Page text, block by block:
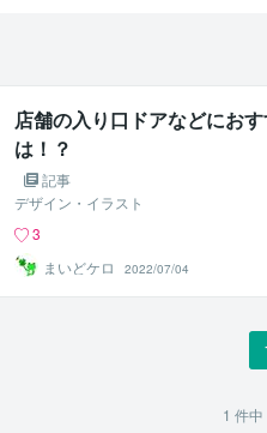
店舗の入り口ドアなどにお
は！？
記事
デザイン・イラスト
3
まいどケロ
2022/07/04
1 件中